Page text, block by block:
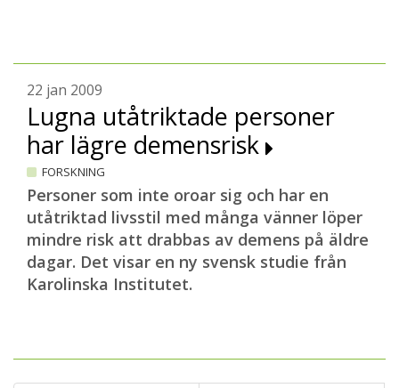
22 jan 2009
Lugna utåtriktade personer
har lägre demensrisk
FORSKNING
Personer som inte oroar sig och har en
utåtriktad livsstil med många vänner löper
mindre risk att drabbas av demens på äldre
dagar. Det visar en ny svensk studie från
Karolinska Institutet.